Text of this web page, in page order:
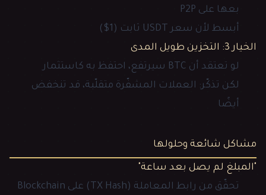
بعها على P2P
أبسط لأن سعر USDT ثابت (1$)
الخيار 3: التخزين طويل المدى
لو تعتقد أن BTC سيرتفع، احتفظ به كاستثمار
لكن تذكّر: العملات المشفّرة متقلّبة، قد تنخفض
أيضًا
مشاكل شائعة وحلولها
"المبلغ لم يصل بعد ساعة"
تحقّق من رابط المعاملة (TX Hash) على Blockchain